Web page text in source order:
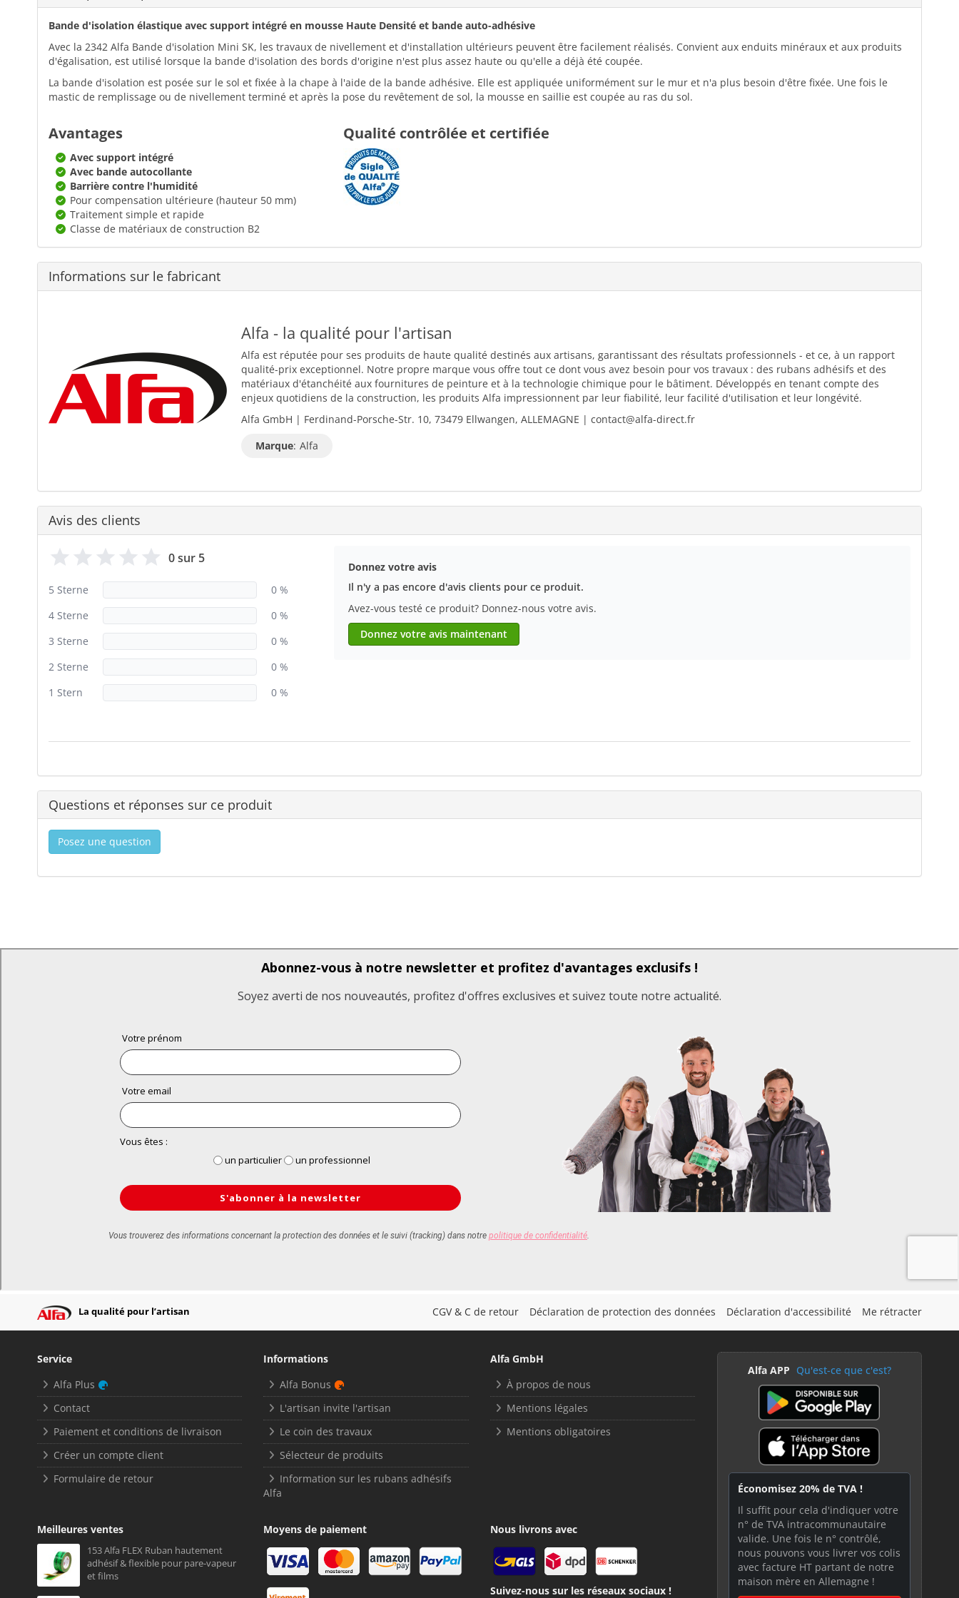
Bande d'isolation élastique avec support intégré en mousse Haute Densité et bande auto-adhésive
Avec la 2342 Alfa Bande d'isolation Mini SK, les travaux de nivellement et d'installation ultérieurs peuvent être facilement réalisés. Convient aux enduits minéraux et aux produits
d'égalisation, est utilisé lorsque la bande d'isolation des bords d'origine n'est plus assez haute ou qu'elle a déjà été coupée.
La bande d'isolation est posée sur le sol et fixée à la chape à l'aide de la bande adhésive. Elle est appliquée uniformément sur le mur et n'a plus besoin d'être fixée. Une fois le
mastic de remplissage ou de nivellement terminé et après la pose du revêtement de sol, la mousse en saillie est coupée au ras du sol.
Avantages
Avec support intégré
Avec bande autocollante
Barrière contre l'humidité
Pour compensation ultérieure (hauteur 50 mm)
Traitement simple et rapide
Classe de matériaux de construction B2
Qualité contrôlée et certifiée
Informations sur le fabricant
Alfa - la qualité pour l'artisan
Alfa est réputée pour ses produits de haute qualité destinés aux artisans, garantissant des résultats professionnels - et ce, à un rapport
qualité-prix exceptionnel. Notre propre marque vous offre tout ce dont vous avez besoin pour vos travaux : des rubans adhésifs et des
matériaux d'étanchéité aux fournitures de peinture et à la technologie chimique pour le bâtiment. Développés en tenant compte des
enjeux quotidiens de la construction, les produits Alfa impressionnent par leur fiabilité, leur facilité d'utilisation et leur longévité.
Alfa GmbH | Ferdinand-Porsche-Str. 10, 73479 Ellwangen, ALLEMAGNE | contact@alfa-direct.fr
Marque: Alfa
Avis des clients
0 sur 5
5 Sterne
0 %
4 Sterne
0 %
3 Sterne
0 %
2 Sterne
0 %
1 Stern
0 %
Donnez votre avis
Il n'y a pas encore d'avis clients pour ce produit.
Avez-vous testé ce produit? Donnez-nous votre avis.
Donnez votre avis maintenant
Questions et réponses sur ce produit
Posez une question
La qualité pour l’artisan CGV & C de retour Déclaration de protection des données Déclaration d'accessibilité Me rétracter
Service
Alfa Plus
Contact
Paiement et conditions de livraison
Créer un compte client
Formulaire de retour
Informations
Alfa Bonus
L'artisan invite l'artisan
Le coin des travaux
Sélecteur de produits
Information sur les rubans adhésifs
Alfa
Alfa GmbH
À propos de nous
Mentions légales
Mentions obligatoires
Meilleures ventes
153 Alfa FLEX Ruban hautement
adhésif & flexible pour pare-vapeur
et films
Moyens de paiement Nous livrons avec
Suivez-nous sur les réseaux sociaux !
Alfa APP Qu'est-ce que c'est?
Économisez 20% de TVA !
Il suffit pour cela d'indiquer votre
n° de TVA intracommunautaire
valide. Une fois le n° contrôlé,
nous pouvons vous livrer vos colis
avec facture HT partant de notre
maison mère en Allemagne !